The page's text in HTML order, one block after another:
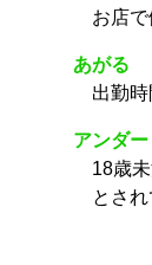
お店
あがる
出勤時
アンダー
18歳
とさ